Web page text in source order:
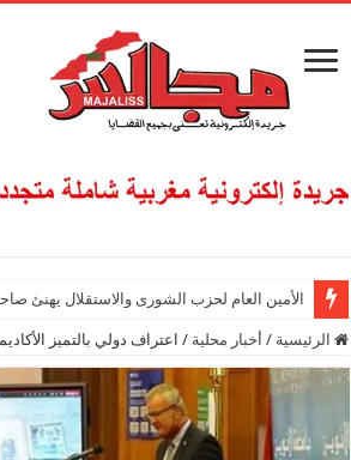
الأمين العام لحزب الشورى والاستقلال يهنئ
الرئيسية / أخبار محلية / اعتراف دولي بالتميز